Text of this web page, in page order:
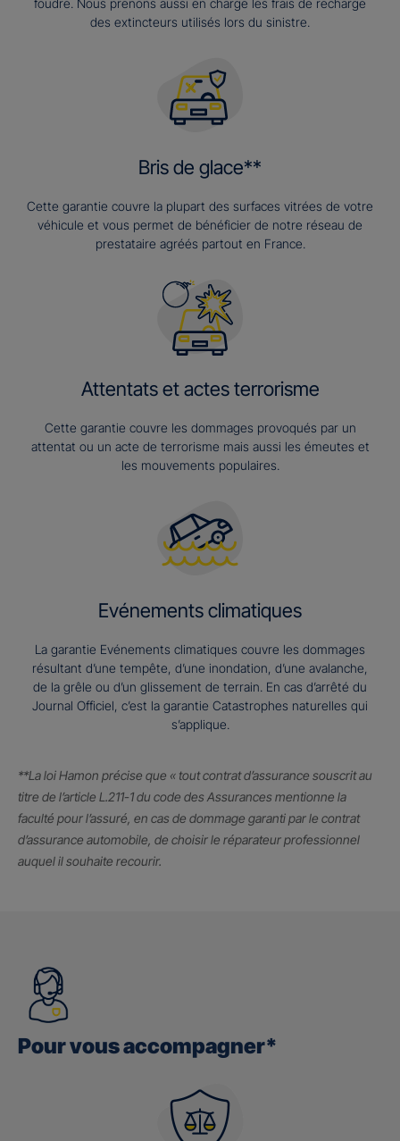
foudre. Nous prenons aussi en charge les frais de recharge
des extincteurs utilisés lors du sinistre.
Bris de glace**
Cette garantie couvre la plupart des surfaces vitrées de votre
véhicule et vous permet de bénéficier de notre réseau de
prestataire agréés partout en France.
Attentats et actes terrorisme
Cette garantie couvre les dommages provoqués par un
attentat ou un acte de terrorisme mais aussi les émeutes et
les mouvements populaires.
Evénements climatiques
La garantie Evénements climatiques couvre les dommages
résultant d’une tempête, d’une inondation, d’une avalanche,
de la grêle ou d’un glissement de terrain. En cas d’arrêté du
Journal Officiel, c’est la garantie Catastrophes naturelles qui
s’applique.
**La loi Hamon précise que « tout contrat d’assurance souscrit au
titre de l’article L.211-1 du code des Assurances mentionne la
faculté pour l’assuré, en cas de dommage garanti par le contrat
d’assurance automobile, de choisir le réparateur professionnel
auquel il souhaite recourir.
Pour vous accompagner*